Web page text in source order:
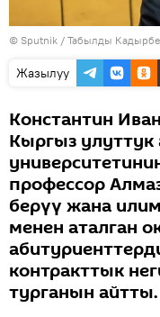
© Sputnik / Табылды
Жазылуу
Константин
Кыргыз улуттук
профессор
берүү жана
менен аталган
контракттык
турганын айтты.